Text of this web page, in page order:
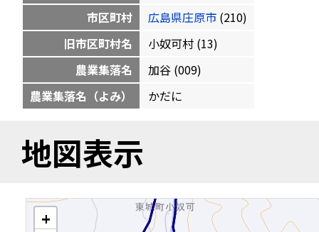
市区町村
広島県庄原市 (210)
旧市区町村名
小奴可村 (13)
農業集落名
加谷 (009)
農業集落名（よみ）
かだに
地図表示
+